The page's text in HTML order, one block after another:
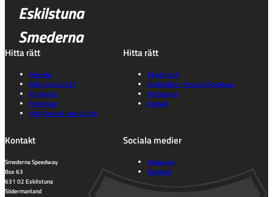
Eskilstuna
Smederna
Hitta rätt
Kalender
Biljettpriser 2026
Bli sponsor
Föreningen
Våra förare & ledare 2026
Hitta rätt
Gå på match
Sladda Runt – Prova på Speedway
Vår historia
Kontakt
Kontakt
Smederna Speedway
Box 63
631 02 Eskilstuna
Södermanland
Sociala medier
Instagram
Facebook